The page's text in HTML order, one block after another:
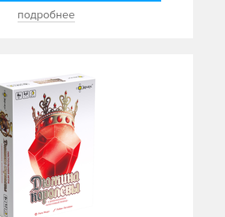
подробнее